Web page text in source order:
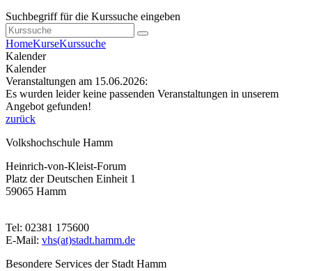
Suchbegriff für die Kurssuche eingeben
HomeKurseKurssuche
Kalender
Kalender
Veranstaltungen am 15.06.2026:
Es wurden leider keine passenden Veranstaltungen in unserem
Angebot gefunden!
zurück
Volkshochschule Hamm
Heinrich-von-Kleist-Forum
Platz der Deutschen Einheit 1
59065 Hamm
Tel: 02381 175600
E-Mail: vhs(at)stadt.hamm.de
Besondere Services der Stadt Hamm